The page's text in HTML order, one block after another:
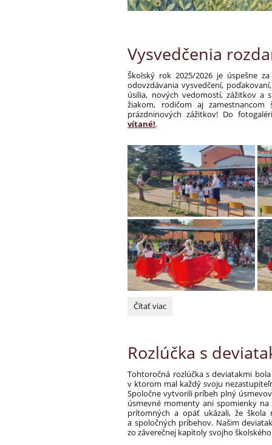
Vysvedčenia
Školský rok 2025/2026 je úspešne
odovzdávania vysvedčení,
úsilia, nových vedomostí, zážitkov a
žiakom, rodičom aj
prázdninových zážitkov! Do
vítané!.
Vysvedčenia
Čítať viac
Rozlúčka s
Tohtoročná rozlúčka s deviatakmi
v ktorom mal každý svoju
Spoločne vytvorili príbeh plný
úsmevné momenty ani spomienky na
prítomných a opäť ukázali, že škola
a spoločných príbehov. Našim
zo záverečnej kapitoly svojho